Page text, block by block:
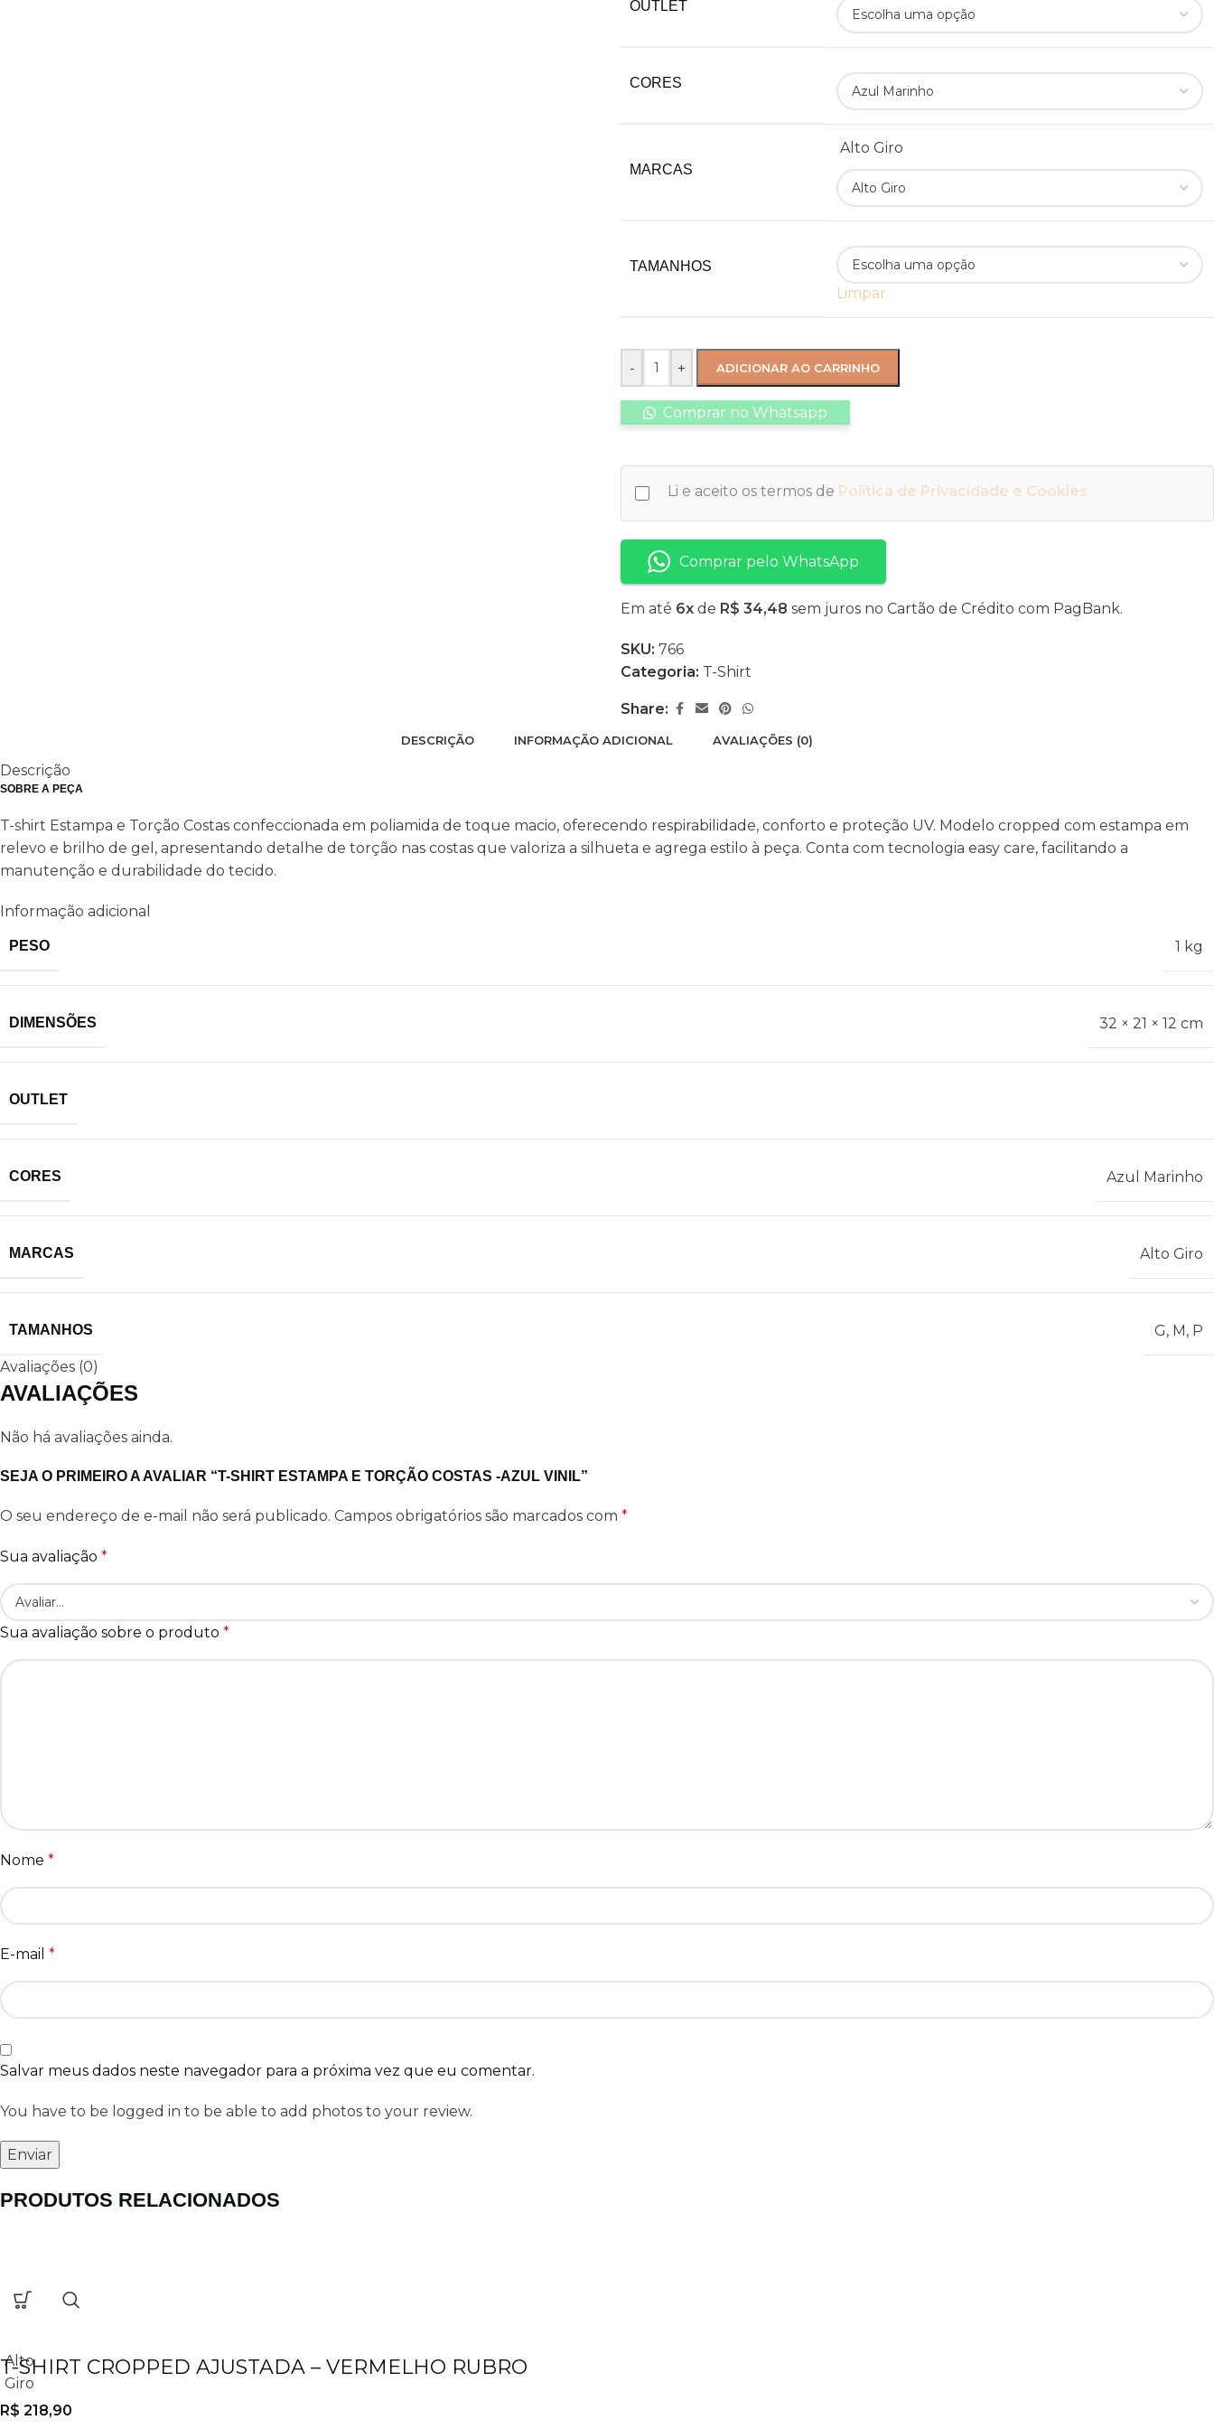
OUTLET
CORES
MARCAS
Alto Giro
TAMANHOS
Limpar
- + ADICIONAR AO CARRINHO
Comprar no Whatsapp
Li e aceito os termos de Política de Privacidade e Cookies
Comprar pelo WhatsApp
Em até 6x de R$ 34,48 sem juros no Cartão de Crédito com PagBank.
SKU: 766
Categoria: T-Shirt
Share:
DESCRIÇÃO INFORMAÇÃO ADICIONAL AVALIAÇÕES (0)
Descrição
SOBRE A PEÇA
T-shirt Estampa e Torção Costas confeccionada em poliamida de toque macio, oferecendo respirabilidade, conforto e proteção UV. Modelo cropped com estampa em
relevo e brilho de gel, apresentando detalhe de torção nas costas que valoriza a silhueta e agrega estilo à peça. Conta com tecnologia easy care, facilitando a
manutenção e durabilidade do tecido.
Informação adicional
PESO 1 kg
DIMENSÕES 32 × 21 × 12 cm
OUTLET
CORES Azul Marinho
MARCAS Alto Giro
TAMANHOS G, M, P
Avaliações (0)
AVALIAÇÕES
Não há avaliações ainda.
SEJA O PRIMEIRO A AVALIAR “T-SHIRT ESTAMPA E TORÇÃO COSTAS -AZUL VINIL”
O seu endereço de e-mail não será publicado. Campos obrigatórios são marcados com *
Sua avaliação *
Sua avaliação sobre o produto *
Nome *
E-mail *
Salvar meus dados neste navegador para a próxima vez que eu comentar.
You have to be logged in to be able to add photos to your review.
PRODUTOS RELACIONADOS
Alto
Giro
T-SHIRT CROPPED AJUSTADA – VERMELHO RUBRO
R$ 218,90